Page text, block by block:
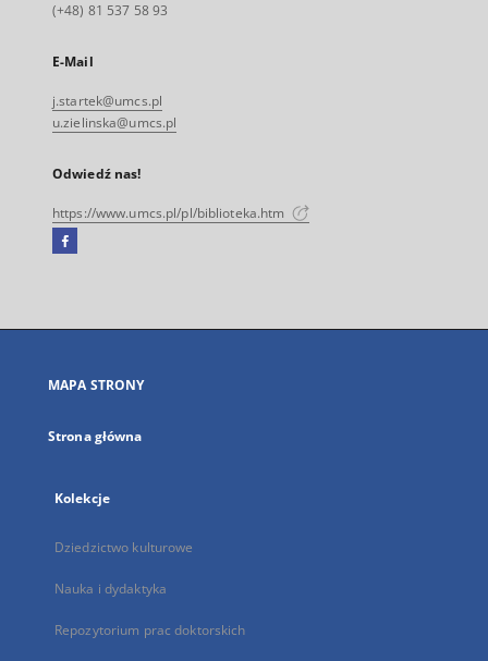
(+48) 81 537 58 93
E-Mail
j.startek@umcs.pl
u.zielinska@umcs.pl
Odwiedź nas!
https://www.umcs.pl/pl/biblioteka.htm
Facebook
się
karcie
MAPA STRONY
Strona główna
Kolekcje
Dziedzictwo kulturowe
Nauka i dydaktyka
Repozytorium prac doktorskich